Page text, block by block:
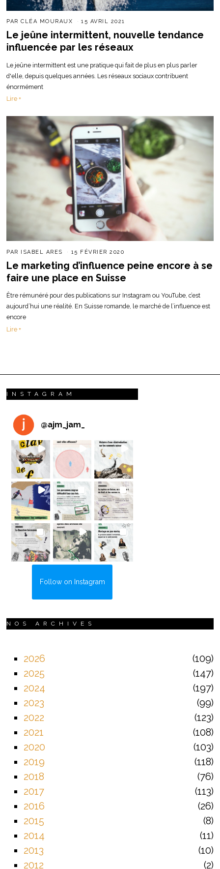
PARCLÉA MOURAUX 15 AVRIL 2021
Le jeûne intermittent, nouvelle tendance
influencée par les réseaux
Le jeûne intermittent est une pratique qui fait de plus en plus parler
d'elle, depuis quelques années. Les réseaux sociaux contribuent
énormément
Lire +
PAR ISABEL ARES 15 FÉVRIER 2020
Le marketing d’influence peine encore à se
faire une place en Suisse
Être rémunéré pour des publications sur Instagram ou YouTube, c’est
aujourd’hui une réalité. En Suisse romande, le marché de l’influence est
encore
Lire +
INSTAGRAM
@ajm_jam_
Follow on Instagram
NOS ARCHIVES
2026
109
2025
147
2024
197
2023
99
2022
123
2021
108
2020
103
2019
118
2018
76
2017
113
2016
26
2015
8
2014
11
2013
10
2012
2